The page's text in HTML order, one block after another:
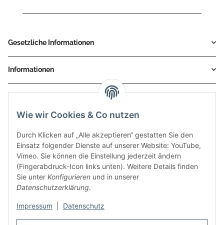
Wie wir Cookies & Co nutzen
Durch Klicken auf „Alle akzeptieren“ gestatten Sie den
Einsatz folgender Dienste auf unserer Website: YouTube,
Vimeo. Sie können die Einstellung jederzeit ändern
(Fingerabdruck-Icon links unten). Weitere Details finden
Sie unter Konfigurieren und in unserer
Datenschutzerklärung.
Impressum Datenschutz
Gesetzliche Informationen
Informationen